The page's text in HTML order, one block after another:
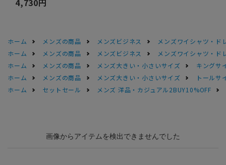
ホーム メンズの商品 メンズビジネス
メンズワイシャツ・ド
ホーム
メンズの商品 メンズビジネス
メンズワイシャツ・ド
ホーム
メンズの商品 メンズ大きい・小さいサイズ
キングサ
ホーム
メンズの商品 メンズ大きい・小さいサイズ
トールサ
ホーム
セットセール メンズ 洋品・カジュアル2BUY10%OFF